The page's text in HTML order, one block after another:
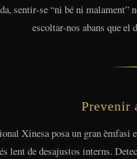
sentir-se “ni bé ni malament”
escoltar-nos abans que
Prevenir
Xinesa posa un gran èmfasi
lent de desajustos interns.